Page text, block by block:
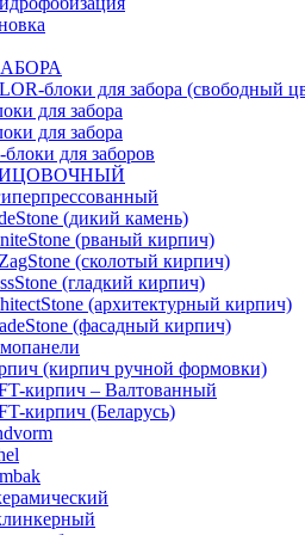
блоки для забора (свободный
для забора
для забора
для заборов
(дикий камень)
(рваный кирпич)
(сколотый кирпич)
(гладкий кирпич)
(архитектурный кирпич)
(фасадный кирпич)
(кирпич ручной формовки)
кирпич – Валтованный
кирпич (Беларусь)